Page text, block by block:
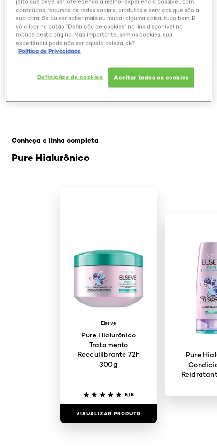
couro cabeludo incomoda - e muito! - ao longo do dia,
e ter os produtos certos para driblar o problema é
fundamental.
Se a sua raiz é oleosa e até as pontinhas dos fios ficam
itens que equilibram a produção de sebo dos cabelos ao
mesmo tempo em que deixa as madeixas hidratadas e
Pure Hialurônico
Conheça a linha completa
Elseve
Pure Hialurônico
Tratamento
Reequilibrante 72h
300g
5/5
VISUALIZAR PRODUTO
Pure
jeito que deve ser, oferecendo a melhor experiência possível, com
conteúdos, recursos de redes sociais, produtos e serviços que são a
sua cara. Se quiser saber mais ou mudar alguma coisa, tudo bem. É
só clicar no botão “Definição de cookies” no link disponível no
rodapé desta página. Mas importante, sem os cookies, sua
experiência pode não ser aquela beleza, ok?
Política de Privacidade
Definições de cookies Aceitar todos os cookies